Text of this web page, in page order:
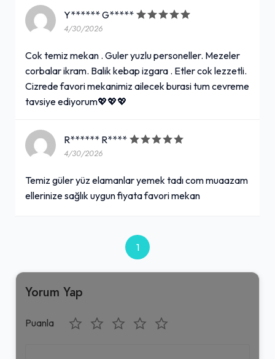
Y****** G*****
4/30/2026
Cok temiz mekan . Guler yuzlu personeller. Mezeler
corbalar ikram. Balik kebap izgara . Etler cok lezzetli.
Cizrede favori mekanimiz ailecek burasi tum cevreme
tavsiye ediyorum💖💖💖
R****** R****
4/30/2026
Temiz güler yüz elamanlar yemek tadı com muaazam
ellerinize sağlık uygun fiyata favori mekan
1
Yorum Yap
Puanla